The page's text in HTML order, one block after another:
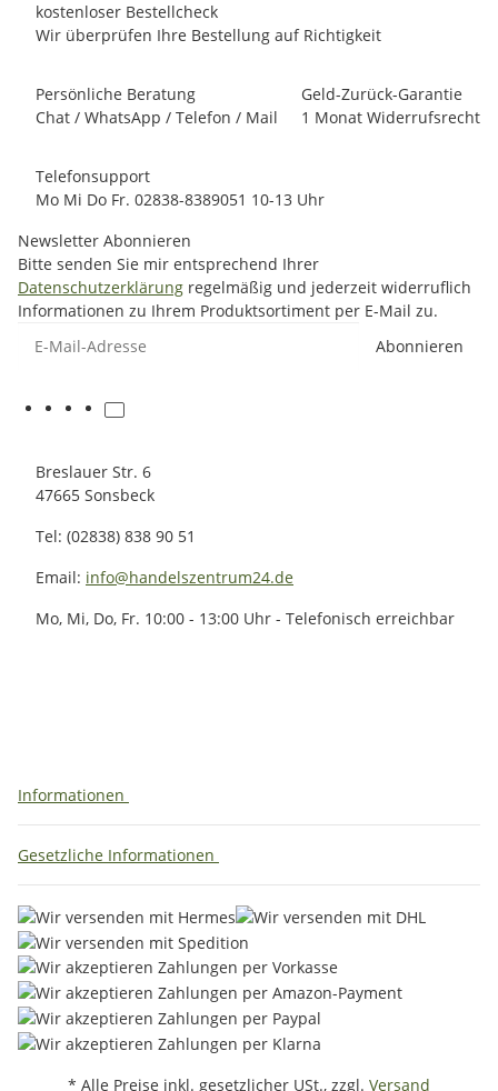
kostenloser Bestellcheck
Wir überprüfen Ihre Bestellung auf Richtigkeit
Persönliche Beratung
Chat / WhatsApp / Telefon / Mail
Geld-Zurück-Garantie
1 Monat Widerrufsrecht
Telefonsupport
Mo Mi Do Fr. 02838-8389051 10-13 Uhr
Newsletter Abonnieren
Bitte senden Sie mir entsprechend Ihrer
Datenschutzerklärung regelmäßig und jederzeit widerruflich
Informationen zu Ihrem Produktsortiment per E-Mail zu.
Abonnieren
Breslauer Str. 6
47665 Sonsbeck
Tel: (02838) 838 90 51
Email: info@handelszentrum24.de
Mo, Mi, Do, Fr. 10:00 - 13:00 Uhr - Telefonisch erreichbar
Informationen
Gesetzliche Informationen
* Alle Preise inkl. gesetzlicher USt., zzgl. Versand